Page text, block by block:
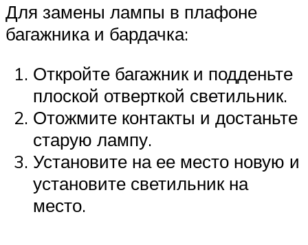
Для замены лампы в плафоне
багажника и бардачка:
Откройте багажник и подденьте
плоской отверткой светильник.
Отожмите контакты и достаньте
старую лампу.
Установите на ее место новую и
установите светильник на
место.